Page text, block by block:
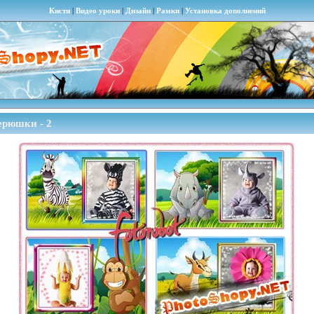
Кисти| Видео уроки| Дизайн| Рамки| Установка дополнений
- 2